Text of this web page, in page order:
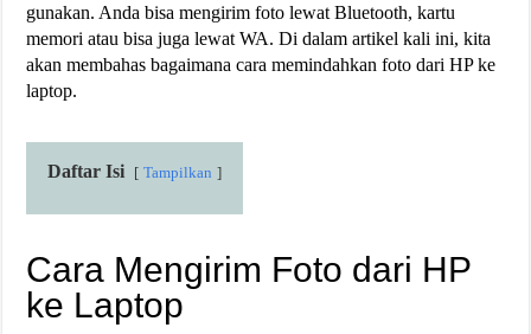
gunakan. Anda bisa mengirim foto lewat Bluetooth, kartu
memori atau bisa juga lewat WA. Di dalam artikel kali ini, kita
akan membahas bagaimana cara memindahkan foto dari HP ke
laptop.
Daftar Isi Tampilkan
Cara Mengirim Foto dari HP
ke Laptop